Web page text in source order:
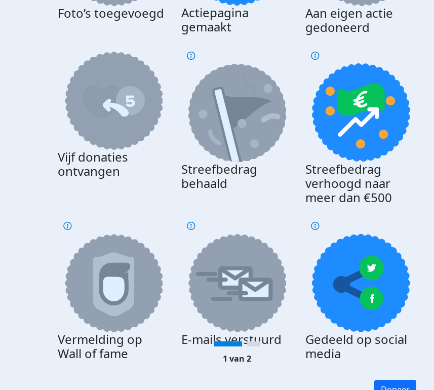
Foto’s toegevoegd
Actiepagina
gemaakt
Aan eigen actie
gedoneerd
Vijf donaties
ontvangen
Streefbedrag
behaald
Streefbedrag
verhoogd naar
meer dan €500
Vermelding op
Wall of fame
E-mails verstuurd
Gedeeld op social
media
1 van 2